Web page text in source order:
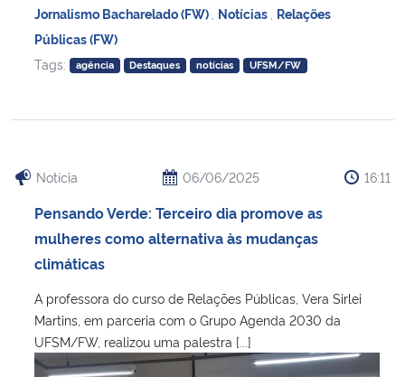
Jornalismo Bacharelado (FW) Notícias Relações
Públicas (FW)
Tags:
agência Destaques notícias UFSM/FW
Notícia 06/06/2025 16:11
Pensando Verde: Terceiro dia promove as
mulheres como alternativa às mudanças
climáticas
A professora do curso de Relações Públicas, Vera Sirlei
Martins, em parceria com o Grupo Agenda 2030 da
UFSM/FW, realizou uma palestra [...]